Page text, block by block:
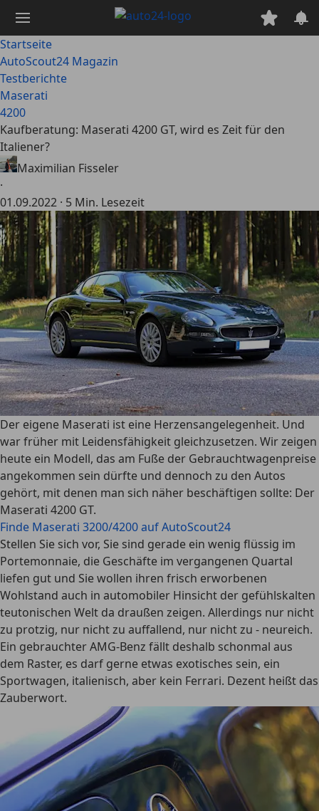
Hauptinhalt
springen
Startseite
AutoScout24 Magazin
Testberichte
Maserati
4200
Kaufberatung: Maserati 4200 GT, wird es Zeit für den
Italiener?
Maximilian Fisseler
·
01.09.2022 · 5 Min. Lesezeit
Der eigene Maserati ist eine Herzensangelegenheit. Und
war früher mit Leidensfähigkeit gleichzusetzen. Wir zeigen
heute ein Modell, das am Fuße der Gebrauchtwagenpreise
angekommen sein dürfte und dennoch zu den Autos
gehört, mit denen man sich näher beschäftigen sollte: Der
Maserati 4200 GT.
Finde Maserati 3200/4200 auf AutoScout24
Stellen Sie sich vor, Sie sind gerade ein wenig flüssig im
Portemonnaie, die Geschäfte im vergangenen Quartal
liefen gut und Sie wollen ihren frisch erworbenen
Wohlstand auch in automobiler Hinsicht der gefühlskalten
teutonischen Welt da draußen zeigen. Allerdings nur nicht
zu protzig, nur nicht zu auffallend, nur nicht zu - neureich.
Ein gebrauchter AMG-Benz fällt deshalb schonmal aus
dem Raster, es darf gerne etwas exotisches sein, ein
Sportwagen, italienisch, aber kein Ferrari. Dezent heißt das
Zauberwort.